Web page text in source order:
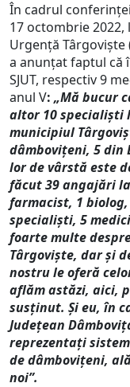
În cadrul
17 octombrie 2022,
Urgență Târgoviște
a anunțat faptul că
SJUT, respectiv 9
anul V: „Mă bucur
altor 10 specialiști
municipiul
dâmbovițeni, 5 din
lor de vârstă este
făcut 39 angajări
farmacist, 1 biolog,
specialiști, 5
foarte multe
Târgoviște, dar și
nostru le oferă
aflăm astăzi, aici,
susținut. Și eu, în
Județean
reprezentați
de dâmbovițeni,
noi”.